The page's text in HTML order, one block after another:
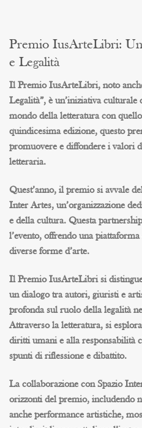
Premio IusArteLibri:
e Legalità
IlPremio IusArteLibri, noto
Legalità”, è un’iniziativa
mondo della letteratura con
quindicesima edizione, questo
promuovere e diffondere i valori
letteraria.
Quest’anno, il premio si avvale
Inter Artes, un’organizzazione
e della cultura. Questa
l’evento, offrendo una
diverse forme d’arte.
Il Premio IusArteLibri si
un dialogo tra autori, giuristi e
profonda sul ruolo della legalità
Attraverso la letteratura, si
diritti umani e alla responsabilità
spunti di riflessione e dibattito.
La collaborazione con Spazio
orizzonti del premio, includendo
anche performance artistiche,